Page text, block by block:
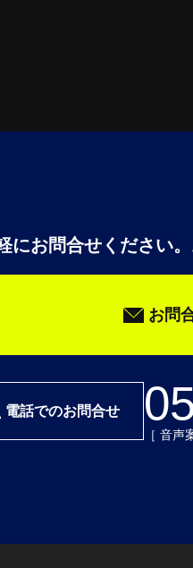
にお問合せください。
お問
電話でのお問合せ
［ 音